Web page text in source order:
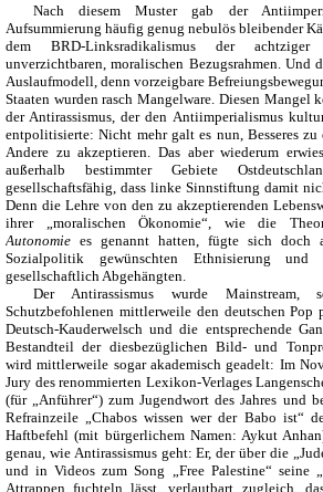
Nach diesem Muster gab der
Aufsummierung häufig genug nebulös bleibender
dem BRD-Linksradikalismus der
unverzichtbaren, moralischen Bezugsrahmen. Und
Auslaufmodell, denn vorzeigbare
Staaten wurden rasch Mangelware. Diesen Mangel
der Antirassismus, der den Antiimperialismus
entpolitisierte: Nicht mehr galt es nun, Besseres zu
Andere zu akzeptieren. Das aber wiederum
außerhalb bestimmter Gebiete
gesellschaftsfähig, dass linke Sinnstiftung damit
Denn die Lehre von den zu akzeptierenden
ihrer „moralischen Ökonomie“, wie die
Autonomie es genannt hatten, fügte sich
Sozialpolitik gewünschten Ethnisierung und
gesellschaftlich Abgehängten.
Der Antirassismus wurde Mainstream,
Schutzbefohlenen mittlerweile den deutschen Pop
Deutsch-Kauderwelsch und die entsprechende
Bestandteil der diesbezüglichen Bild- und
wird mittlerweile sogar akademisch geadelt: Im
Jury des renommierten Lexikon-Verlages
(für „Anführer“) zum Jugendwort des Jahres und
Refrainzeile „Chabos wissen wer der Babo ist“
Haftbefehl (mit bürgerlichem Namen: Aykut
genau, wie Antirassismus geht: Er, der über die
und in Videos zum Song „Free Palestine“ seine
Attrappen fuchteln lässt, verlautbart zugleich,